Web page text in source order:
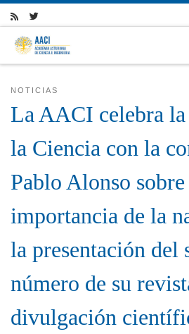
Skip to content
NOTICIAS
La AACI celebra la
la Ciencia con la
Pablo Alonso sobre
importancia de la
la presentación del
número de su
divulgación